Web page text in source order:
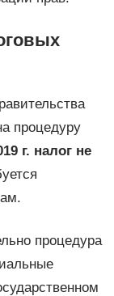
процедуру
г. налог не
процедура